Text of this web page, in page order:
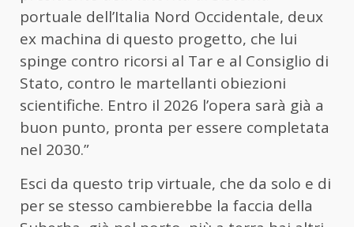
portuale dell’Italia Nord Occidentale, deux
ex machina di questo progetto, che lui
spinge contro ricorsi al Tar e al Consiglio di
Stato, contro le martellanti obiezioni
scientifiche. Entro il 2026 l’opera sarà già a
buon punto, pronta per essere completata
nel 2030.”
Esci da questo trip virtuale, che da solo e di
per se stesso cambierebbe la faccia della